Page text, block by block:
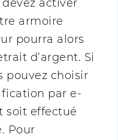
activer
armoire
pourra alors
d’argent. Si
pouvez choisir
par e-
soit effectué
Pour